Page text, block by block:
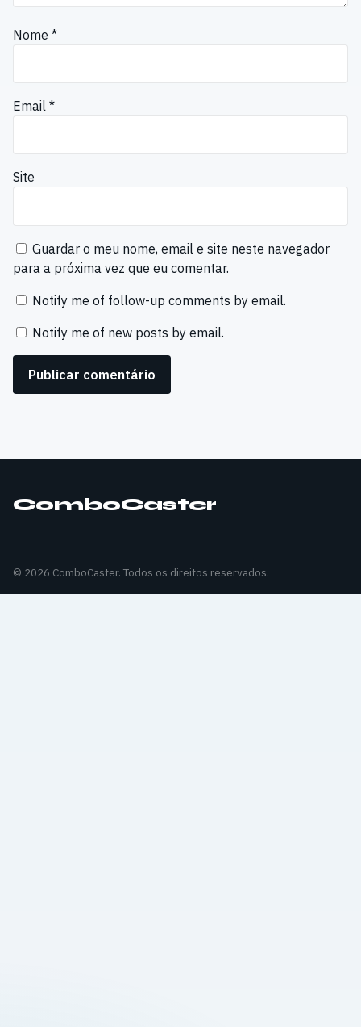
Nome *
Email *
Site
Guardar o meu nome, email e site neste navegador
para a próxima vez que eu comentar.
Notify me of follow-up comments by email.
Notify me of new posts by email.
ComboCaster
© 2026 ComboCaster. Todos os direitos reservados.